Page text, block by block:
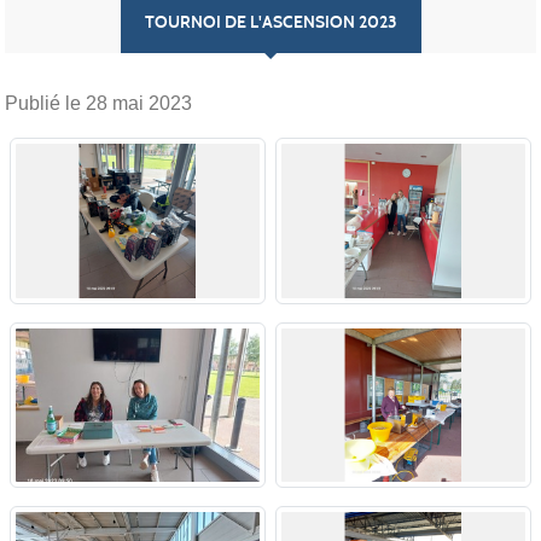
TOURNOI DE L'ASCENSION 2023
Publié le 28 mai 2023